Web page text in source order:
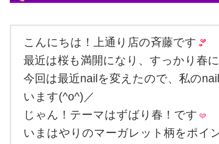
こんにちは！上通り店の斉藤です
最近は桜も満開になり、すっかり春
今回は最近nailを変えたので、私の
います(^o^)／
じゃん！テーマはずばり春！です
いまはやりのマーガレット柄をポイ